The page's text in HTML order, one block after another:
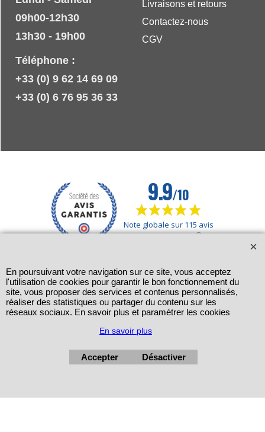
Livraisons et retours
Contactez-nous
CGV
09h00-12h30
13h30 - 19h00
Téléphone :
+33 (0) 9 62 14 69 09
+33 (0) 6 76 95 36 33
En poursuivant votre navigation sur ce site, vous acceptez
l'utilisation de cookies pour garantir le bon fonctionnement du
site, vous proposer des services et contenus personnalisés,
réaliser des statistiques ou partager du contenu sur les
réseaux sociaux. En savoir plus et paramétrer les cookies
En savoir plus
Accepter Désactiver